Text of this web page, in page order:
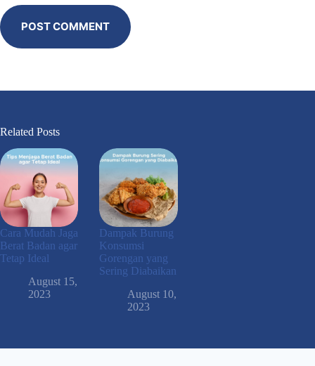
POST COMMENT
Related Posts
Cara Mudah Jaga
Berat Badan agar
Tetap Ideal
August 15,
2023
Dampak Burung
Konsumsi
Gorengan yang
Sering Diabaikan
August 10,
2023